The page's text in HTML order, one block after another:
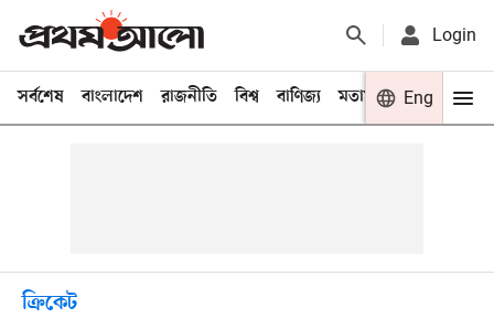
Login
সর্বশেষ বাংলাদেশ রাজনীতি বিশ্ব বাণিজ্য মতামত খেলা
Eng
ক্রিকেট